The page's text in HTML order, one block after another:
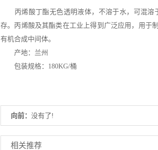
丙烯酸丁酯无色透明液体，不溶于水，可混溶
存。丙烯酸及其酯类在工业上得到广泛应用，用于
有机合成中间体。
产地：兰州
包装规格：180KG/桶
向前： 没有了!
相关推荐